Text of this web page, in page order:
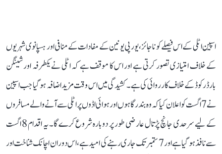
اسپین اٹلی کے اس فیصلے کو ناجائز، یورپی یونین کے مفادات کے منافی اور ہسپانوی شہریوں
کے خلاف امتیازی تصور کرتی ہے اور اس کا موقف ہے کہ اٹلی نے یکطرفہ اور شینگن
بارڈر کوڈ کے خلاف کارروائی کی ہے۔ کشیدگی میں اس وقت مزید اضافہ ہو گیا جب اسپین
نے 7 اگست کو اعلان کیا کہ وہ بندرگاہوں اور ہوائی اڈوں پر اٹلی سے آنے والے مسافروں
کے لیے سرحدی جانچ پڑتال عارضی طور پر دوبارہ شروع کرے گا۔ یہ اقدام 8 اگست
سے نافذ ہو گیا ہے اور 7 ستمبر تک جاری رہنے کی امید ہے، اس دوران اچانک شناخت اور